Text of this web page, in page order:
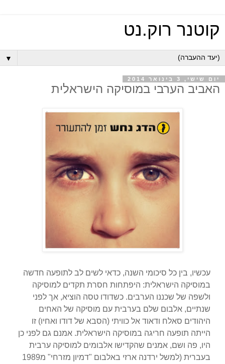
קוטנר רוק.נט
▼
יום שישי, 3 בינואר 2014
האביב הערבי במוסיקה הישראלית
עכשיו, בין כל סיכומי השנה, כדאי לשים לב לתופעה חדשה
במוסיקה הישראלית: היפתחות חסרת תקדים למוסיקה
ולשפה של שכננו הערבים. כשדודו טסה הוציא, אך לפני
שנתיים, אלבום שלם בערבית עם מוסיקה של האחים
היהודים סאלח ודאוד אל כוויתי (הסבא של דודו ואחיו) זו
הייתה תופעה חריגה במוסיקה הישראלית. אמנם גם לפני כן
היו, פה ושם, אמנים שהקדישו אלבומים למוסיקה ערבית
בעברית (למשל ירדנה ארזי באלבום "דמיון מזרחי" מ1989